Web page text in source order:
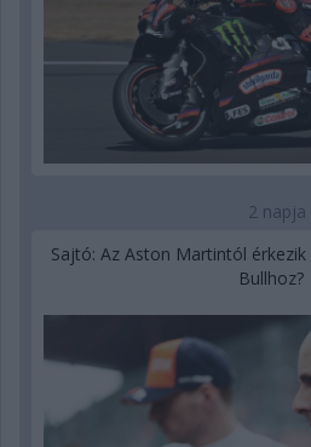
2 napja
Sajtó: Az Aston Martintól
Bullhoz?